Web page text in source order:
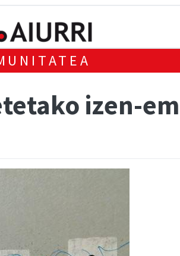
izen-